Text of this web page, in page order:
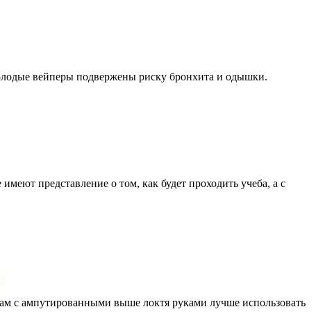
вейперы подвержены риску бронхита и одышки.
представление о том, как будет проходить учеба, а с
с ампутированными выше локтя руками лучше использовать